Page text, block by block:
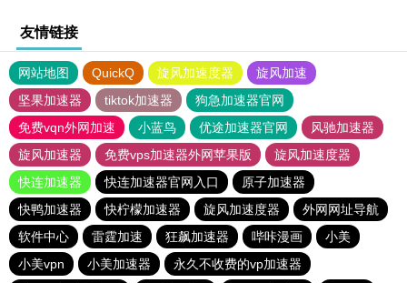
友情链接
网站地图 QuickQ 旋风加速度器
旋风加速
坚果加速器
tiktok加速器
狗急加速器官网
免费vqn外网加速
小蓝鸟 优途加速器官网
风驰加速器
旋风加速器
免费vps加速器外网苹果版
旋风加速度器
快连加速器
快连加速器官网入口
原子加速器
快鸭加速器
快柠檬加速器 旋风加速度器
外网网址导航
软件中心
雷霆加速 狂飙加速器 哔咔漫画
小美
小美vpn
小美加速器
永久不收费的vp加速器